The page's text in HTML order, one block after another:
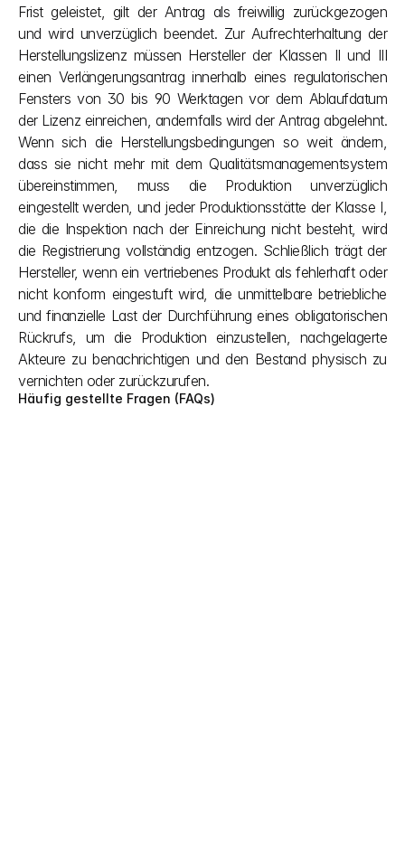
Frist geleistet, gilt der Antrag als freiwillig zurückgezogen
und wird unverzüglich beendet. Zur Aufrechterhaltung der
Herstellungslizenz müssen Hersteller der Klassen II und III
einen Verlängerungsantrag innerhalb eines regulatorischen
Fensters von 30 bis 90 Werktagen vor dem Ablaufdatum
der Lizenz einreichen, andernfalls wird der Antrag abgelehnt.
Wenn sich die Herstellungsbedingungen so weit ändern,
dass sie nicht mehr mit dem Qualitätsmanagementsystem
übereinstimmen, muss die Produktion unverzüglich
eingestellt werden, und jeder Produktionsstätte der Klasse I,
die die Inspektion nach der Einreichung nicht besteht, wird
die Registrierung vollständig entzogen. Schließlich trägt der
Hersteller, wenn ein vertriebenes Produkt als fehlerhaft oder
nicht konform eingestuft wird, die unmittelbare betriebliche
und finanzielle Last der Durchführung eines obligatorischen
Rückrufs, um die Produktion einzustellen, nachgelagerte
Akteure zu benachrichtigen und den Bestand physisch zu
vernichten oder zurückzurufen.
Häufig gestellte Fragen (FAQs)